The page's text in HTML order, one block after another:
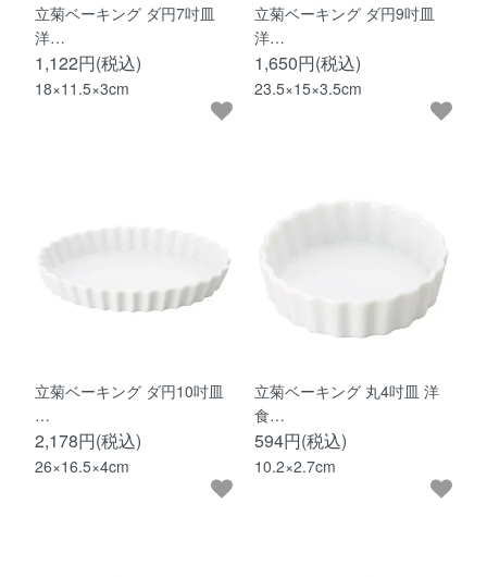
立菊ベーキング ダ円7吋皿
洋…
1,122円(税込)
18×11.5×3cm
立菊ベーキング ダ円9吋皿
洋…
1,650円(税込)
23.5×15×3.5cm
立菊ベーキング ダ円10吋皿
…
2,178円(税込)
26×16.5×4cm
立菊ベーキング 丸4吋皿 洋
食…
594円(税込)
10.2×2.7cm